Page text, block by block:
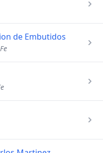
de Embutidos